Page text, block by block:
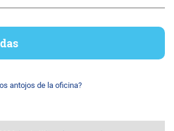
antojos de la oficina?